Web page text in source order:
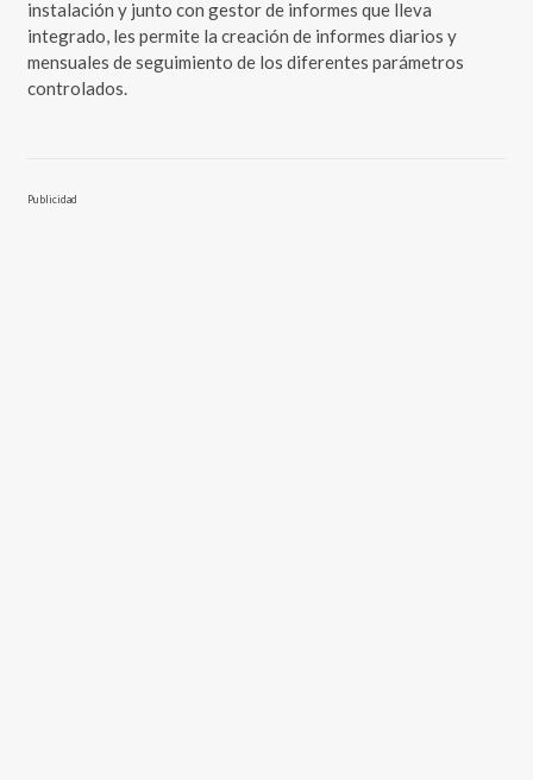
instalación y junto con gestor de informes que lleva
integrado, les permite la creación de informes diarios y
mensuales de seguimiento de los diferentes parámetros
controlados.
Publicidad